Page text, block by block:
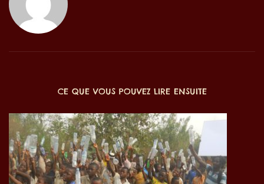
CE QUE VOUS POUVEZ LIRE ENSUITE